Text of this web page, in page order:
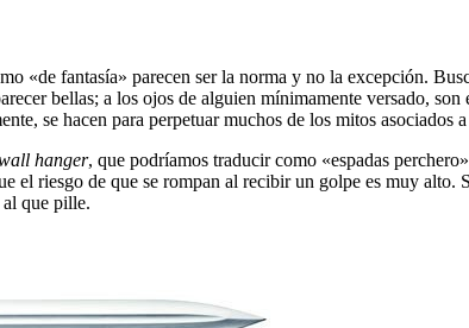
«de fantasía» parecen ser la norma y no la excepción.
bellas; a los ojos de alguien mínimamente versado, son
se hacen para perpetuar muchos de los mitos asociados a
hanger, que podríamos traducir como «espadas
riesgo de que se rompan al recibir un golpe es muy alto.
que pille.